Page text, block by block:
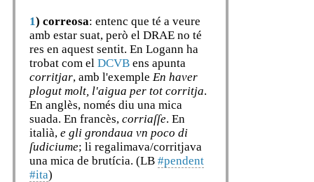
1) correosa: entenc que té a veure
amb estar suat, però el DRAE no té
res en aquest sentit. En Logann ha
trobat com el DCVB ens apunta
corritjar, amb l'exemple En haver
plogut molt, l'aigua per tot corritja.
En anglès, només diu una mica
suada. En francès, corriaſſe. En
italià, e gli grondaua vn poco di
ſudiciume; li regalimava/corritjava
una mica de brutícia. (LB #pendent
#ita)